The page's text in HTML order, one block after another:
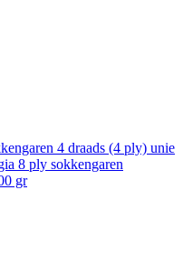
4 draads (4 ply) unie
8 ply sokkengaren
gr